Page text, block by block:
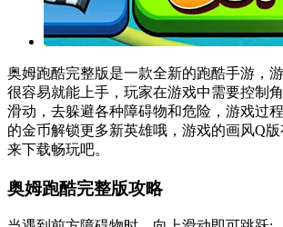
奥姆跑酷完整版是一款全新的跑酷手游，
很容易就能上手，玩家在游戏中需要控制
滑动，去躲避各种障碍物和危险，游戏过
的金币解锁更多新英雄哦，游戏的画风Q
来下载畅玩吧。
奥姆跑酷完整版攻略